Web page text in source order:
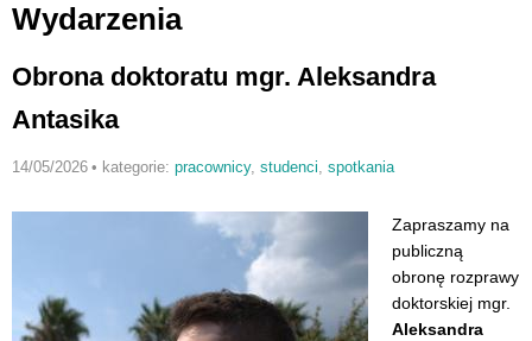
Wydarzenia
Obrona doktoratu mgr. Aleksandra
Antasika
14/05/2026 • kategorie: pracownicy, studenci, spotkania
Zapraszamy na
publiczną
obronę rozprawy
doktorskiej mgr.
Aleksandra